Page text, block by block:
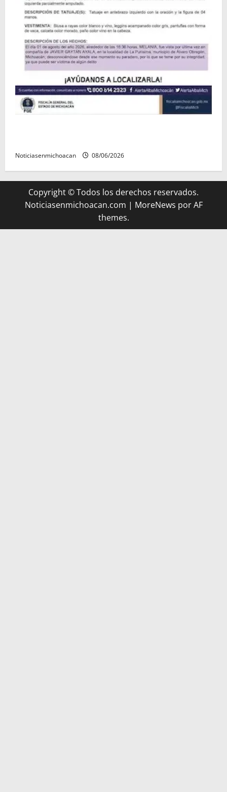
Noticiasenmichoacan 08/06/2026
Copyright © Todos los derechos reservados.
Noticiasenmichoacan.com | MoreNews por AF
themes.